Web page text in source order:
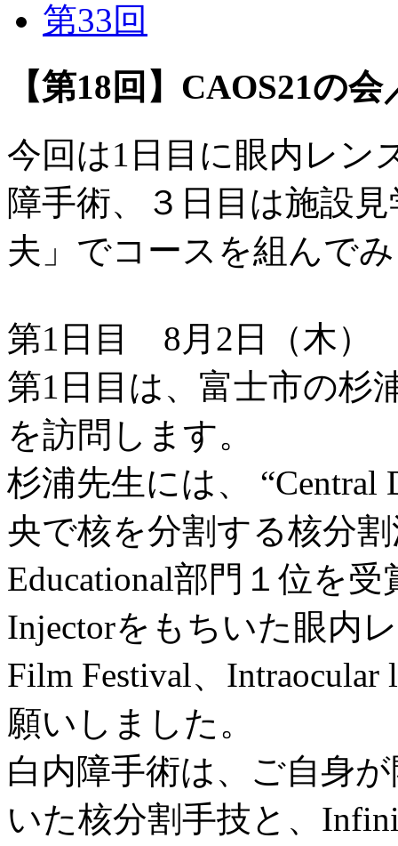
第33回
【第18回】CAOS21の
今回は1日目に眼内レン
障手術、３日目は施設
夫」でコースを組んで
第1日目 8月2日（木）
第1日目は、富士市の
を訪問します。
杉浦先生には、 “Central
央で核を分割する核分割
Educational部門１位を受
Injectorをもちいた眼内
Film Festival、
願いしました。
白内障手術は、ご自身
いた核分割手技と、